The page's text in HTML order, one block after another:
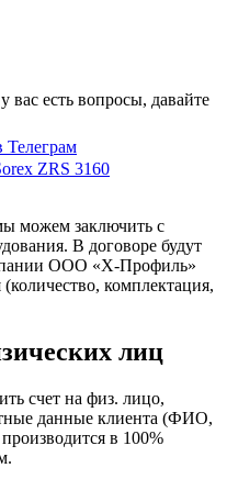
вас есть вопросы, давайте
Телеграм
можем заключить с
В договоре будут
ООО «Х-Профиль»
комплектация,
лиц
счет на физ. лицо,
данные клиента (ФИО,
в 100%